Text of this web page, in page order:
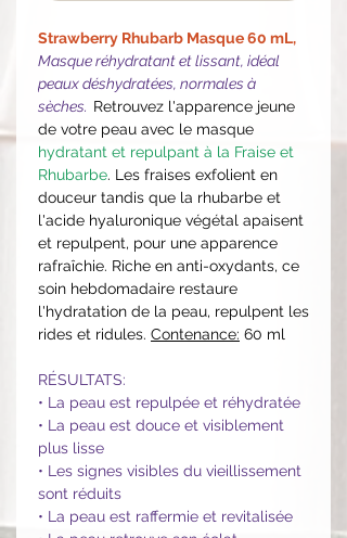
Strawberry Rhubarb Masque 60 mL,
Masque réhydratant et lissant, idéal
peaux déshydratées, normales à
sèches. Retrouvez l'apparence jeune
de votre peau avec le masque
hydratant et repulpant à la Fraise et
Rhubarbe. Les fraises exfolient en
douceur tandis que la rhubarbe et
l'acide hyaluronique végétal apaisent
et repulpent, pour une apparence
rafraîchie. Riche en anti-oxydants, ce
soin hebdomadaire restaure
l'hydratation de la peau, repulpent les
rides et ridules. Contenance: 60 ml
RÉSULTATS:
• La peau est repulpée et réhydratée
• La peau est douce et visiblement
plus lisse
• Les signes visibles du vieillissement
sont réduits
• La peau est raffermie et revitalisée